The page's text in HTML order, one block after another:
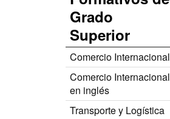
Grado
Superior
Comercio Internacional
Comercio Internacional
en inglés
Transporte y Logística